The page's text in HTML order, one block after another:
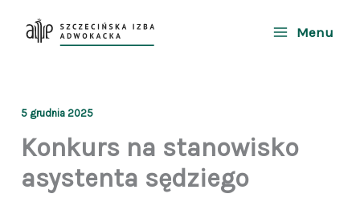
Menu
5 grudnia 2025
Konkurs na stanowisko
asystenta sędziego